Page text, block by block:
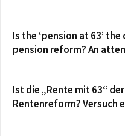
Is the ‘pension at 63’
pension reform? An
Ist die „Rente mit 63“
Rentenreform? Versuch